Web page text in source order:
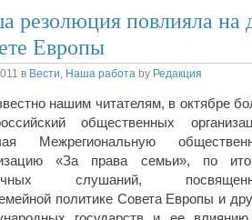
резолюция повлияла на
Европы
в Вести, Наша работа by Редакция
нашим читателям, в октябре
общественных
Межрегиональную
«За права семьи», по
слушаний,
политике Совета Европы и